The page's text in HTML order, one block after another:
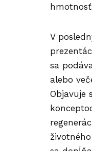
V
sa
alebo
Objavuje